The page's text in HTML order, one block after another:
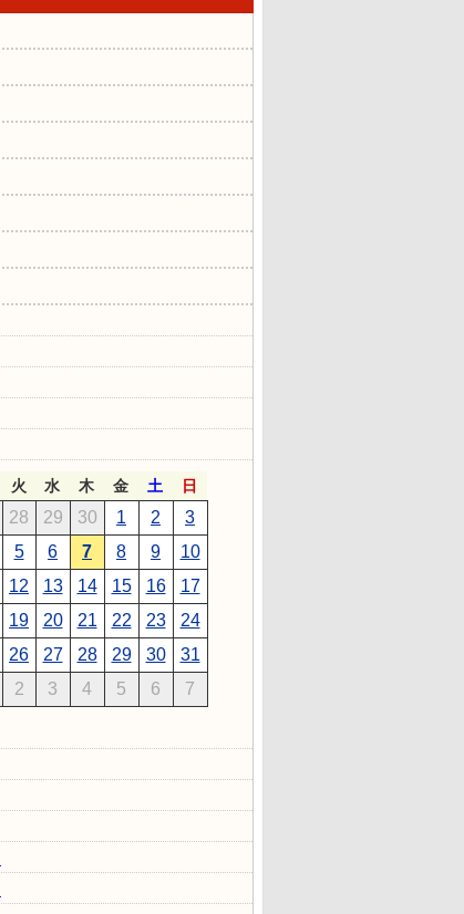
火 水 木 金 土 日
28 29 30 1 2
3
5 6 7 8 9
10
12 13 14 15 16
17
19 20 21 22 23
24
26 27 28 29 30
31
2 3 4 5 6 7